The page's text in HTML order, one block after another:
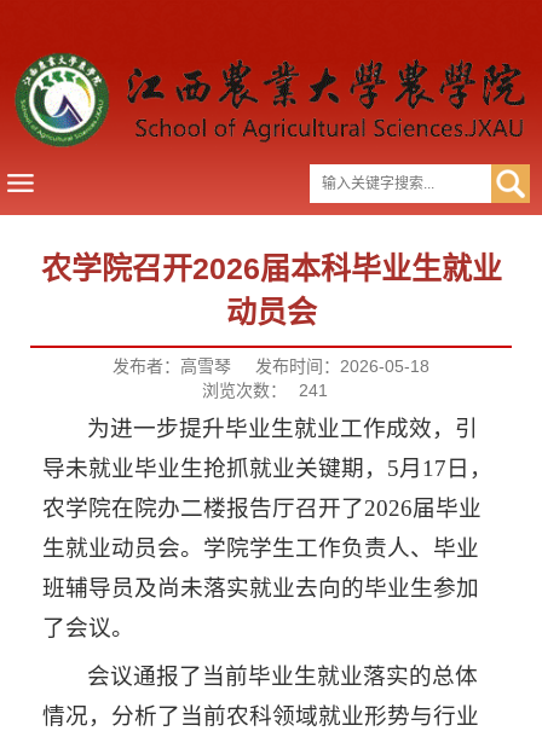
农学院召开2026届本科毕业生就业
动员会
发布者：高雪琴
发布时间：2026-05-18
浏览次数：
241
为进一步提升毕业生就业工作成效，引
导未就业毕业生抢抓就业关键期，5月17日，
农学院在院办二楼报告厅召开了2026届毕业
生就业动员会。学院学生工作负责人、毕业
班辅导员及尚未落实就业去向的毕业生参加
了会议。
会议通报了当前毕业生就业落实的总体
情况，分析了当前农科领域就业形势与行业